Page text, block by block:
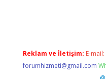
Reklam ve İletişim: E-mail:
forumhizmeti@gmail.com